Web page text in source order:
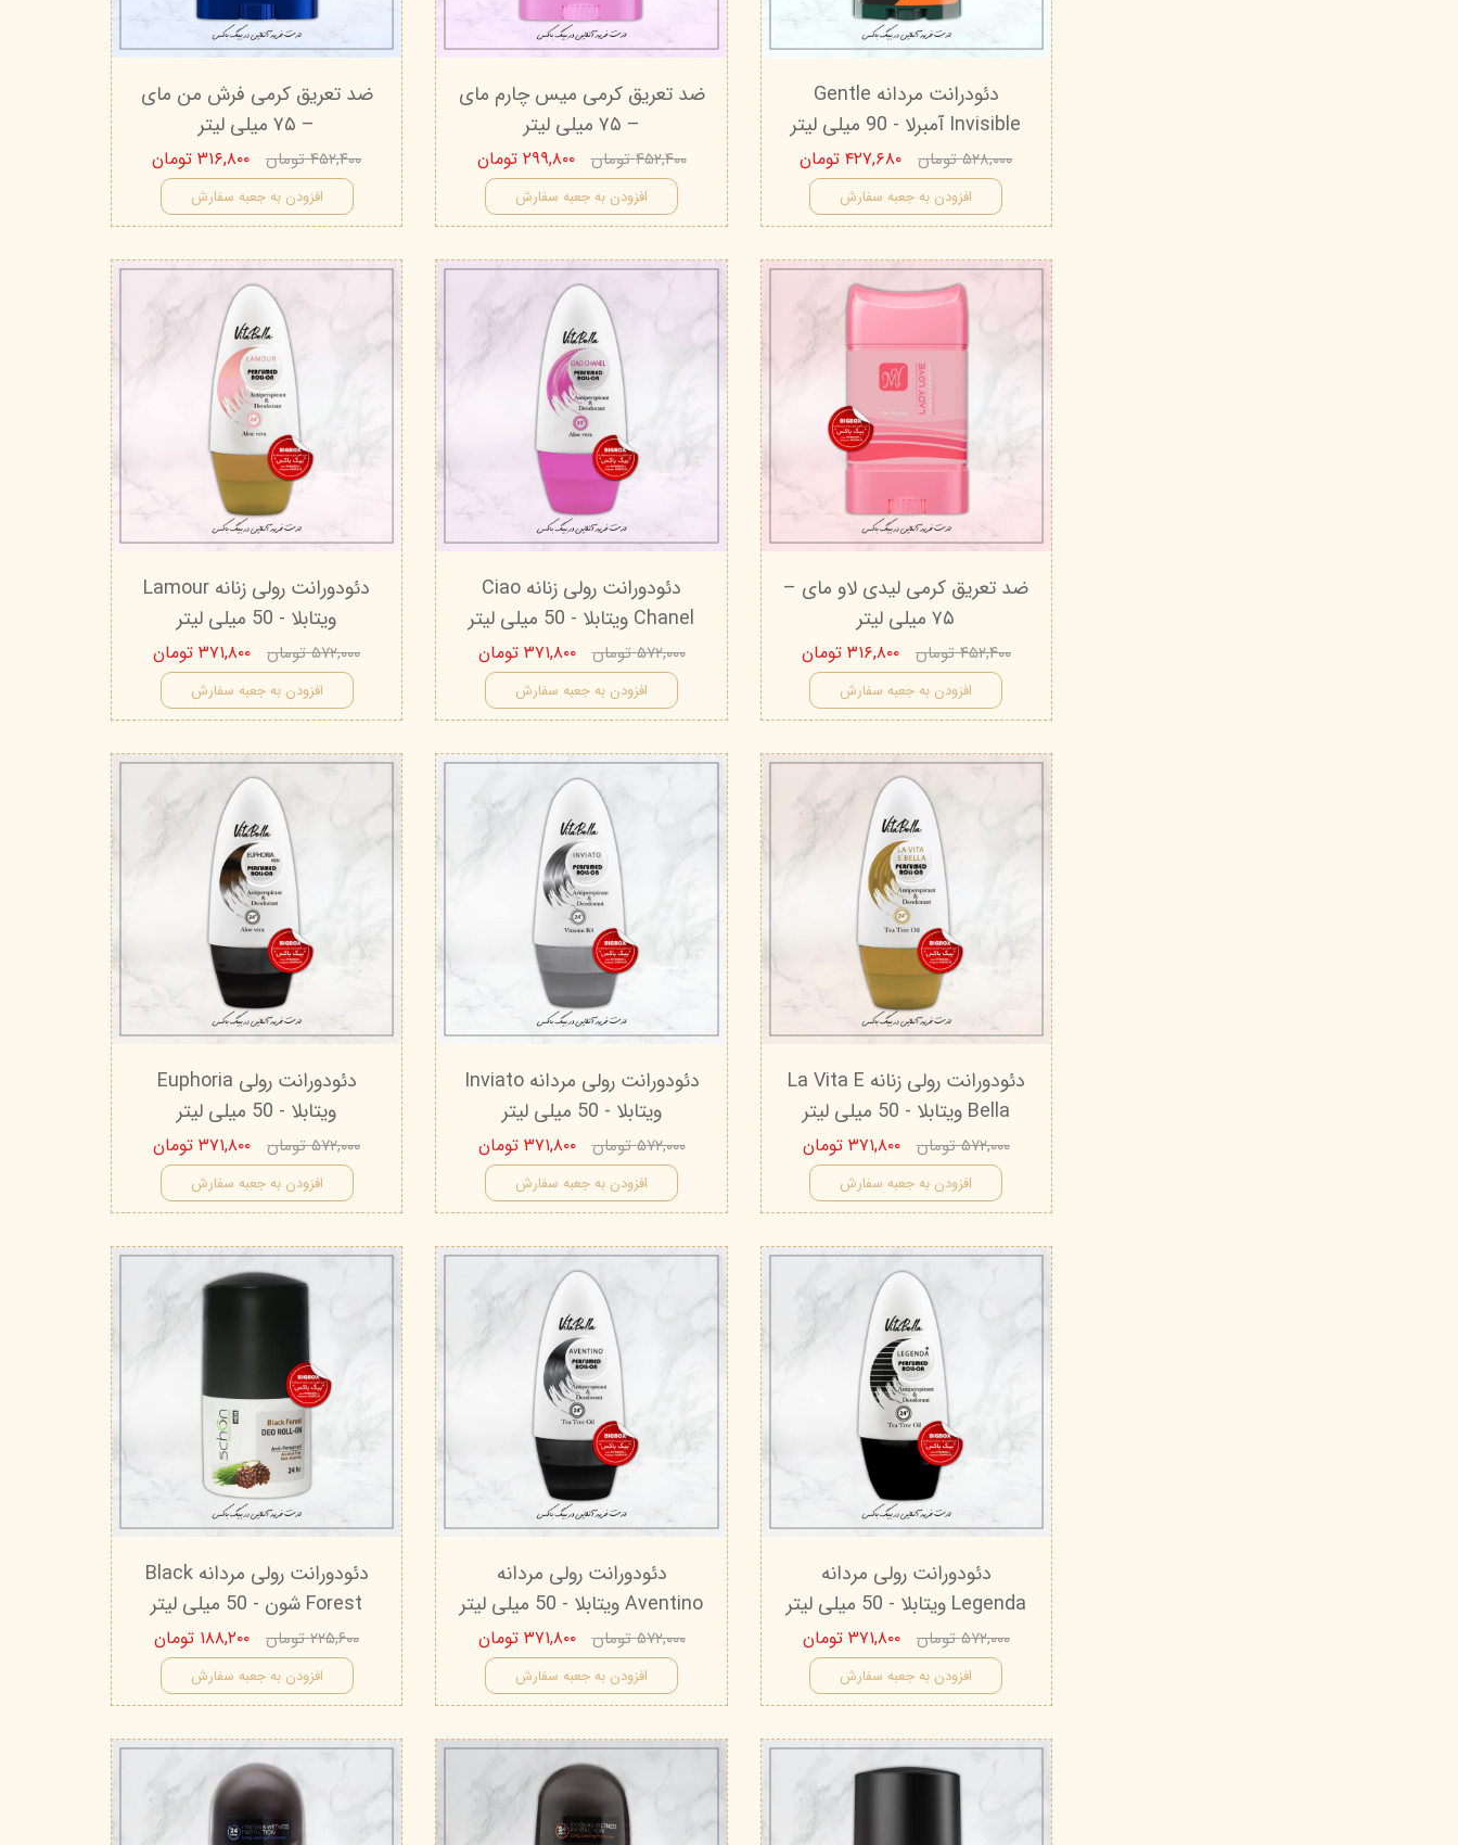
دئودرانت مردانه Gentle
Invisible آمبرلا - 90 میلی لیتر
۵۲۸,۰۰۰ تومان ۴۲۷,۶۸۰ تومان
افزودن به جعبه سفارش
ضد تعریق کرمی میس چارم مای
– ۷۵ میلی لیتر
۴۵۲,۴۰۰ تومان ۲۹۹,۸۰۰ تومان
افزودن به جعبه سفارش
ضد تعریق کرمی فرش من مای
– ۷۵ میلی لیتر
۴۵۲,۴۰۰ تومان ۳۱۶,۸۰۰ تومان
افزودن به جعبه سفارش
ضد تعریق کرمی لیدی لاو مای –
۷۵ میلی لیتر
۴۵۲,۴۰۰ تومان ۳۱۶,۸۰۰ تومان
افزودن به جعبه سفارش
دئودورانت رولی زنانه Ciao
Chanel ویتابلا - 50 میلی لیتر
۵۷۲,۰۰۰ تومان ۳۷۱,۸۰۰ تومان
افزودن به جعبه سفارش
دئودورانت رولی زنانه Lamour
ویتابلا - 50 میلی لیتر
۵۷۲,۰۰۰ تومان ۳۷۱,۸۰۰ تومان
افزودن به جعبه سفارش
دئودورانت رولی زنانه La Vita E
Bella ویتابلا - 50 میلی لیتر
۵۷۲,۰۰۰ تومان ۳۷۱,۸۰۰ تومان
افزودن به جعبه سفارش
دئودورانت رولی مردانه Inviato
ویتابلا - 50 میلی لیتر
۵۷۲,۰۰۰ تومان ۳۷۱,۸۰۰ تومان
افزودن به جعبه سفارش
دئودورانت رولی Euphoria
ویتابلا - 50 میلی لیتر
۵۷۲,۰۰۰ تومان ۳۷۱,۸۰۰ تومان
افزودن به جعبه سفارش
دئودورانت رولی مردانه
Legenda ویتابلا - 50 میلی لیتر
۵۷۲,۰۰۰ تومان ۳۷۱,۸۰۰ تومان
افزودن به جعبه سفارش
دئودورانت رولی مردانه
Aventino ویتابلا - 50 میلی لیتر
۵۷۲,۰۰۰ تومان ۳۷۱,۸۰۰ تومان
افزودن به جعبه سفارش
دئودورانت رولی مردانه Black
Forest شون - 50 میلی لیتر
۲۲۵,۶۰۰ تومان ۱۸۸,۲۰۰ تومان
افزودن به جعبه سفارش